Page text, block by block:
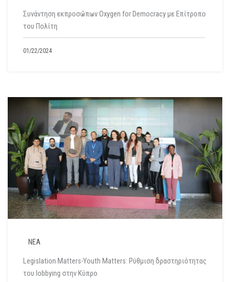
Συνάντηση εκπροσώπων Oxygen for Democracy με Επίτροπο
του Πολίτη
01/22/2024
ΝΕΑ
Legislation Matters-Youth Matters: Ρύθμιση δραστηριότητας
του lobbying στην Κύπρο